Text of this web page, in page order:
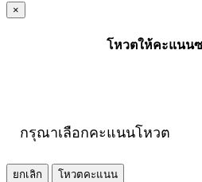
×
โหวตให้คะแนน
กรุณาเลือกคะแนนโหวต
ยกเลิก
โหวตคะแนน